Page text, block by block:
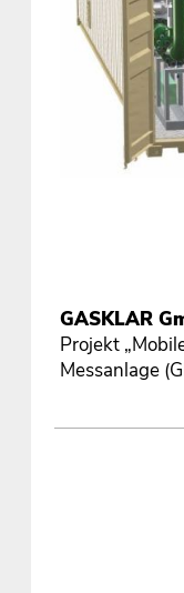
GASKLAR
Projekt
Messanlage